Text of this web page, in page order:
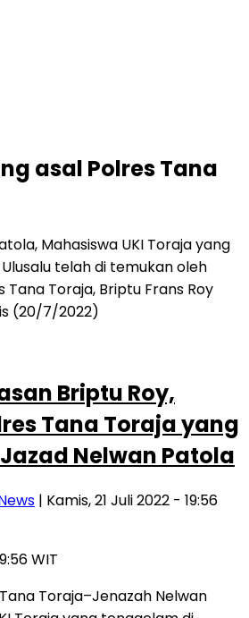
asal Polres Tana
Briptu Roy,
Tana Toraja yang
Nelwan Patola
| Kamis, 21 Juli 2022 - 19:56
WIT
Toraja–Jenazah Nelwan